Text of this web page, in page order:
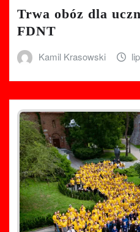
Trwa obóz dla
FDNT
Kamil Krasowski